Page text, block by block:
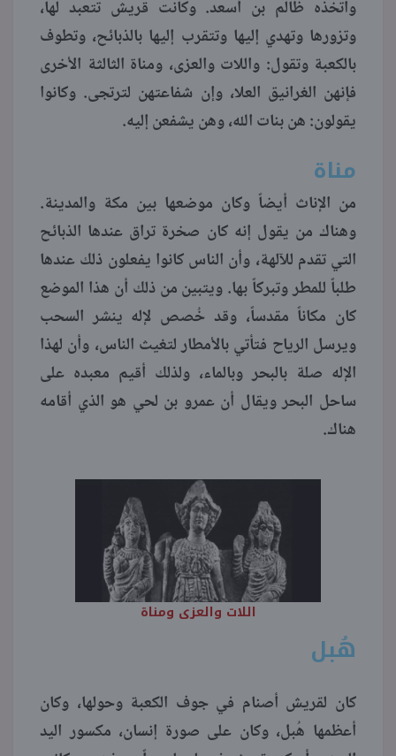
واتخذه ظالم بن أسعد. وكانت قريش تتعبد لها،
وتزورها وتهدي إليها وتتقرب إليها بالذبائح، وتطوف
بالكعبة وتقول: واللات والعزى، ومناة الثالثة الأخرى
فإنهن الغرانيق العلا، وإن شفاعتهن لترتجى. وكانوا
يقولون: هن بنات الله، وهن يشفعن إليه.
مناة
من الإناث أيضاً وكان موضعها بين مكة والمدينة.
وهناك من يقول إنه كان صخرة تراق عندها الذبائح
التي تقدم للآلهة، وأن الناس كانوا يفعلون ذلك عندها
طلباً للمطر وتبركاً بها. ويتبين من ذلك أن هذا الموضع
كان مكاناً مقدساً، وقد خُصص لإله ينشر السحب
ويرسل الرياح فتأتي بالأمطار لتغيث الناس، وأن لهذا
الإله صلة بالبحر وبالماء، ولذلك أقيم معبده على
ساحل البحر ويقال أن عمرو بن لحي هو الذي أقامه
هناك.
اللات والعزى ومناة
هُبل
كان لقريش أصنام في جوف الكعبة وحولها، وكان
أعظمها هُبل، وكان على صورة إنسان، مكسور اليد